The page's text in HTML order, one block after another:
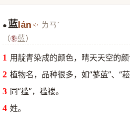
● 蓝 lán ㄌㄢˊ
（
藍）
用靛青染成的颜色，晴天天空的
植物名，品种很多，如“蓼蓝”、“菘
同“褴”，褴褛。
姓。